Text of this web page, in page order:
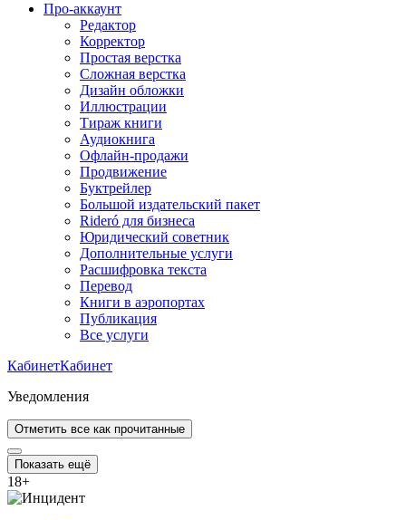
Про-аккаунт
Редактор
Корректор
Простая верстка
Сложная верстка
Дизайн обложки
Иллюстрации
Тираж книги
Аудиокнига
Офлайн-продажи
Продвижение
Буктрейлер
Большой издательский пакет
Rideró для бизнеса
Юридический советник
Дополнительные услуги
Расшифровка текста
Перевод
Книги в аэропортах
Публикация
Все услуги
КабинетКабинет
Уведомления
Отметить все как прочитанные
Показать ещё
18+